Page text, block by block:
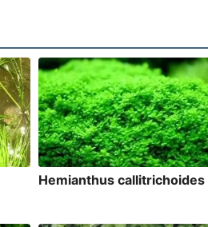
Hemianthus callitrichoides